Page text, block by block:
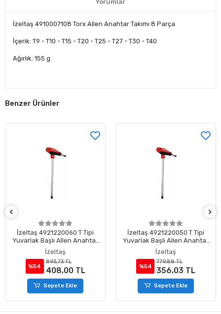
Yorumlar
İzeltaş 4910007108 Torx Allen Anahtar Takımı 8 Parça
İçerik: T9 - T10 - T15 - T20 - T25 - T27 - T30 - T40
Ağırlık: 155 g
Benzer Ürünler
İzeltaş 4921220060 T Tipi
Yuvarlak Başlı Allen Anahtar
6 mm
İzeltaş
%54
893,73 TL
408,00 TL
Sepete Ekle
İzeltaş 4921220050 T Tipi
Yuvarlak Başlı Allen Anahtar
5 mm
İzeltaş
%54
779,88 TL
356,03 TL
Sepete Ekle